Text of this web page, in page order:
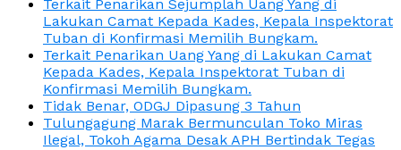
Terkait Penarikan Sejumplah Uang Yang di
Lakukan Camat Kepada Kades, Kepala Inspektorat
Tuban di Konfirmasi Memilih Bungkam.
Terkait Penarikan Uang Yang di Lakukan Camat
Kepada Kades, Kepala Inspektorat Tuban di
Konfirmasi Memilih Bungkam.
Tidak Benar, ODGJ Dipasung 3 Tahun
Tulungagung Marak Bermunculan Toko Miras
Ilegal, Tokoh Agama Desak APH Bertindak Tegas